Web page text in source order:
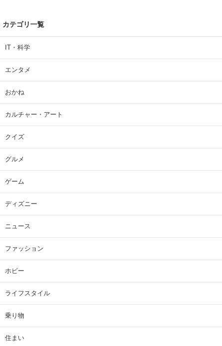
カテゴリ一覧
IT・科学
エンタメ
おかね
カルチャー・アート
クイズ
グルメ
ゲーム
ディズニー
ニュース
ファッション
ホビー
ライフスタイル
乗り物
住まい